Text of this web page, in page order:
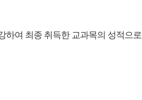
하여 최종 취득한 교과목의 성적으